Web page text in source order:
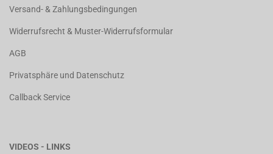
Versand- & Zahlungsbedingungen
Widerrufsrecht & Muster-Widerrufsformular
AGB
Privatsphäre und Datenschutz
Callback Service
VIDEOS - LINKS